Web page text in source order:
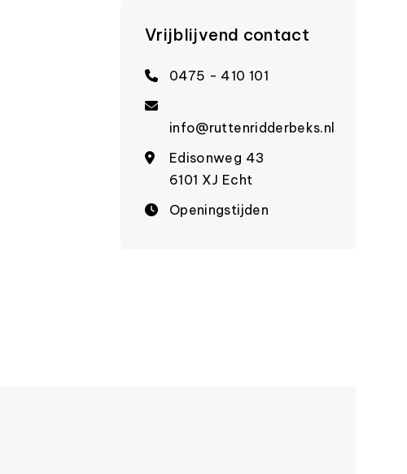
Vrijblijvend contact
0475 - 410 101
info@ruttenridderbeks.nl
Edisonweg 43
6101 XJ Echt
Openingstijden